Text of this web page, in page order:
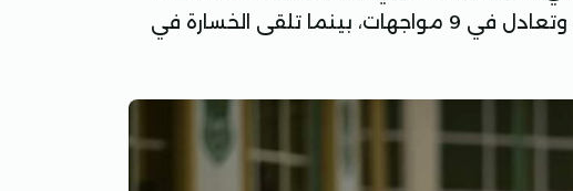
حيث لعب زعيم الثغر 30 مباراة، فاز في 8 لقاءات، وتعادل في 9 مواجهات، بينما تلقى الخسارة في